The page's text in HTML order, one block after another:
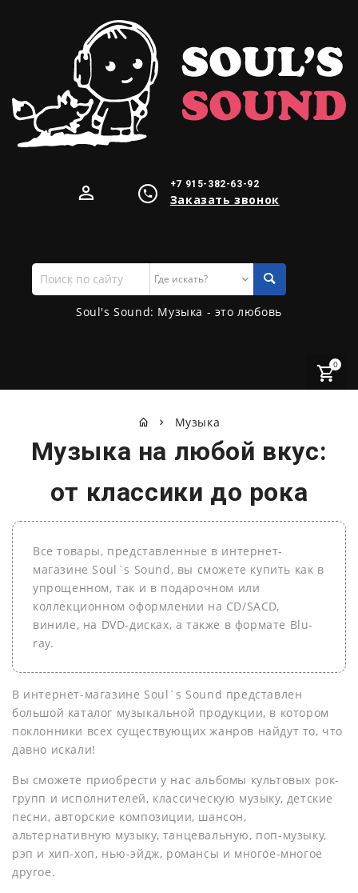
+7 915-382-63-92
Заказать звонок
Поиск
по
сайту
Soul's Sound: Музыка - это любовь
0
Музыка
Музыка на любой вкус:
от классики до рока
Все товары, представленные в интернет-
магазине Soul`s Sound, вы сможете купить как в
упрощенном, так и в подарочном или
коллекционном оформлении на СD/SACD,
виниле, на DVD-дисках, а также в формате Blu-
ray.
В интернет-магазине Soul`s Sound представлен
большой каталог музыкальной продукции, в котором
поклонники всех существующих жанров найдут то, что
давно искали!
Вы сможете приобрести у нас альбомы культовых рок-
групп и исполнителей, классическую музыку, детские
песни, авторские композиции, шансон,
альтернативную музыку, танцевальную, поп-музыку,
рэп и хип-хоп, нью-эйдж, романсы и многое-многое
другое.